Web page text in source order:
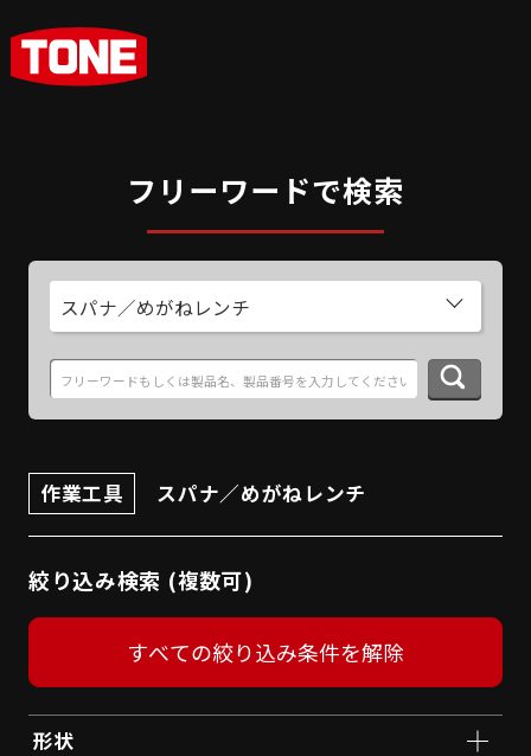
フリーワードで検索
スパナ／めがねレンチ
作業工具 スパナ／めがねレンチ
絞り込み検索 (複数可)
すべての絞り込み条件を解除
形状